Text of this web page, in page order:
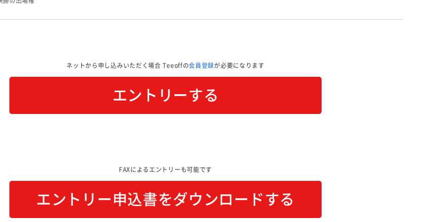
ネットから申し込みいただく場合Teeoffの会員登録が必要になります
エントリーする
FAXによるエントリーも可能です
エントリー申込書をダウンロードする